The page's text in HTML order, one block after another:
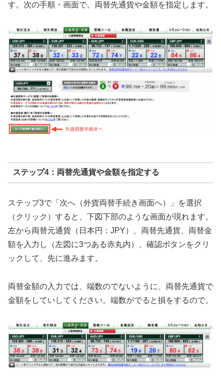
す。次の手順・画面で、両替先通貨や金額を指定します。
ステップ4：両替先通貨や金額を指定する
ステップ3で「次へ（外貨両替手続き画面へ）」を選択
（クリック）すると、下図下部のような画面が現れます。
左から両替元通貨（日本円：JPY）、両替先通貨、両替金
額を入力し（左図に3つある赤丸内）、確認ボタンをクリ
ックして、先に進みます。
両替金額の入力では、端数のでないように、両替先通貨で
金額をしていしてください。端数がでると損をするので。